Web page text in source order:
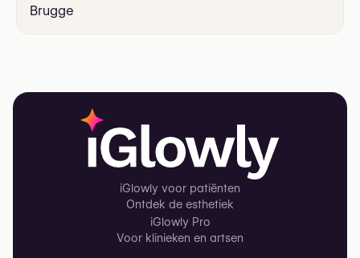
Brugge
iGlowly voor patiënten
Ontdek de esthetiek
iGlowly Pro
Voor klinieken en artsen